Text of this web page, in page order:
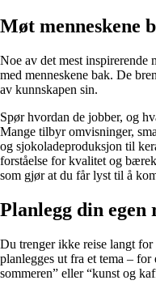
Møt menneskene
Noe av det mest inspirerende
med menneskene bak. De
av kunnskapen sin.
Spør hvordan de jobber, og
Mange tilbyr omvisninger,
og sjokoladeproduksjon til
forståelse for kvalitet og
som gjør at du får lyst til å
Planlegg din egen
Du trenger ikke reise langt
planlegges ut fra et tema –
sommeren” eller “kunst og